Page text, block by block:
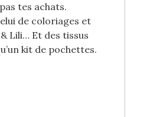
tes achats.
de coloriages et
Lili… Et des tissus
kit de pochettes.